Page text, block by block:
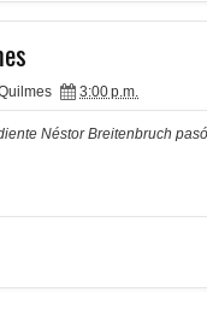
3:00 p.m.
Néstor Breitenbruch